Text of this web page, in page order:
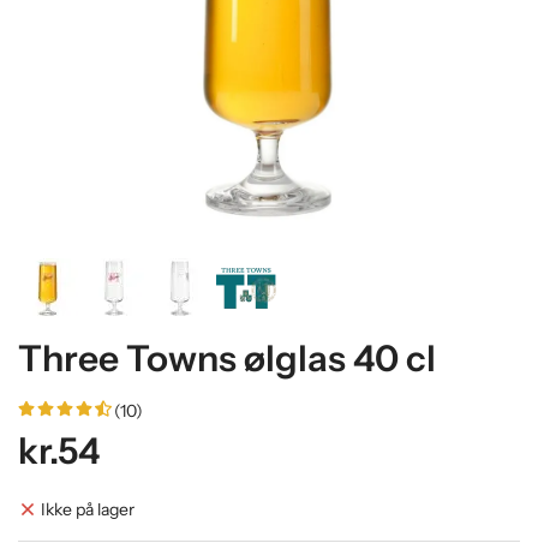
Three Towns ølglas 40 cl
(10)
kr.54
Ikke på lager